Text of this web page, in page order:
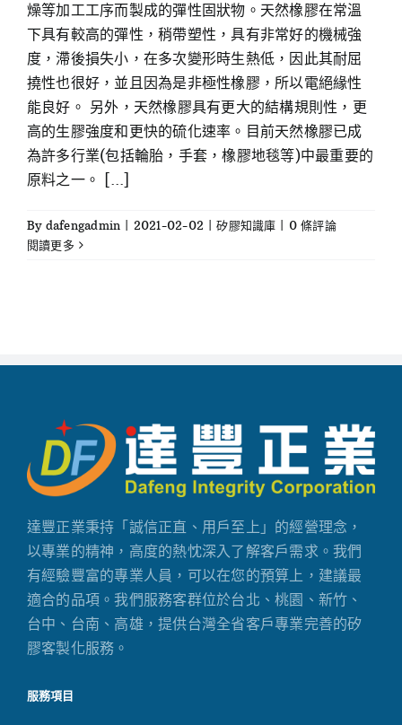
燥等加工工序而製成的彈性固狀物。天然橡膠在常溫
下具有較高的彈性，稍帶塑性，具有非常好的機械強
度，滯後損失小，在多次變形時生熱低，因此其耐屈
撓性也很好，並且因為是非極性橡膠，所以電絕緣性
能良好。 另外，天然橡膠具有更大的結構規則性，更
高的生膠強度和更快的硫化速率。目前天然橡膠已成
為許多行業(包括輪胎，手套，橡膠地毯等)中最重要的
原料之一。 [...]
By dafengadmin 2021-02-02 矽膠知識庫
0 條評論
閱讀更多
達豐正業秉持「誠信正直、用戶至上」的經營理念，
以專業的精神，高度的熱忱深入了解客戶需求。我們
有經驗豐富的專業人員，可以在您的預算上，建議最
適合的品項。我們服務客群位於台北、桃園、新竹、
台中、台南、高雄，提供台灣全省客戶專業完善的矽
膠客製化服務。
服務項目